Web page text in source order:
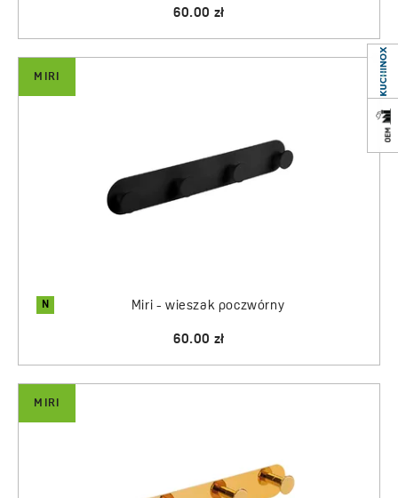
60.00 zł
MIRI
N Miri - wieszak poczwórny
60.00 zł
MIRI